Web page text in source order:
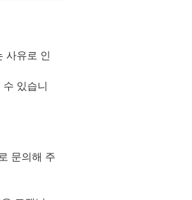
사유로 인
있습니
문의해 주